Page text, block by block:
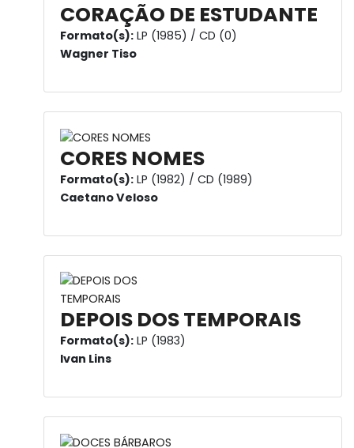
CORAÇÃO DE ESTUDANTE
Formato(s): LP (1985) / CD (0)
Wagner Tiso
CORES NOMES
Formato(s): LP (1982) / CD (1989)
Caetano Veloso
DEPOIS DOS TEMPORAIS
Formato(s): LP (1983)
Ivan Lins